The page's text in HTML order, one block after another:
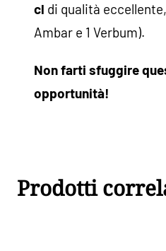
cl di qualità eccellente,
Ambar e 1 Verbum).
Non farti sfuggire
opportunità!
Prodotti